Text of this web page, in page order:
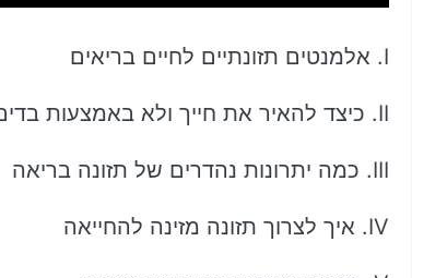
I. אלמנטים תזונתיים לחיים בריאים
II. כיצד להאיר את חייך ולא באמצעות בדים מזינים
III. כמה יתרונות נהדרים של תזונה בריאה
IV. איך לצרוך תזונה מזינה להחייאה